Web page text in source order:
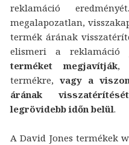
reklamáció
megalapozatlan,
termék árának
elismeri a
terméket megjavítják,
termékre, vagy a
árának
legrövidebb időn belül.
A David Jones termékek